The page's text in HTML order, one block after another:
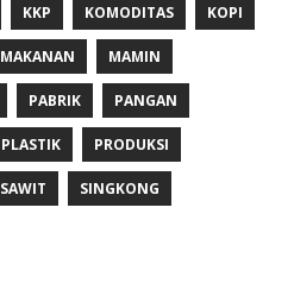
KKP KOMODITAS KOPI
MAKANAN MAMIN
PABRIK PANGAN
PLASTIK PRODUKSI
SAWIT SINGKONG